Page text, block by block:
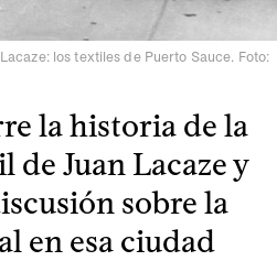
los textiles de Puerto Sauce. Foto:
la historia de la
Juan Lacaze y
sobre la
en esa ciudad